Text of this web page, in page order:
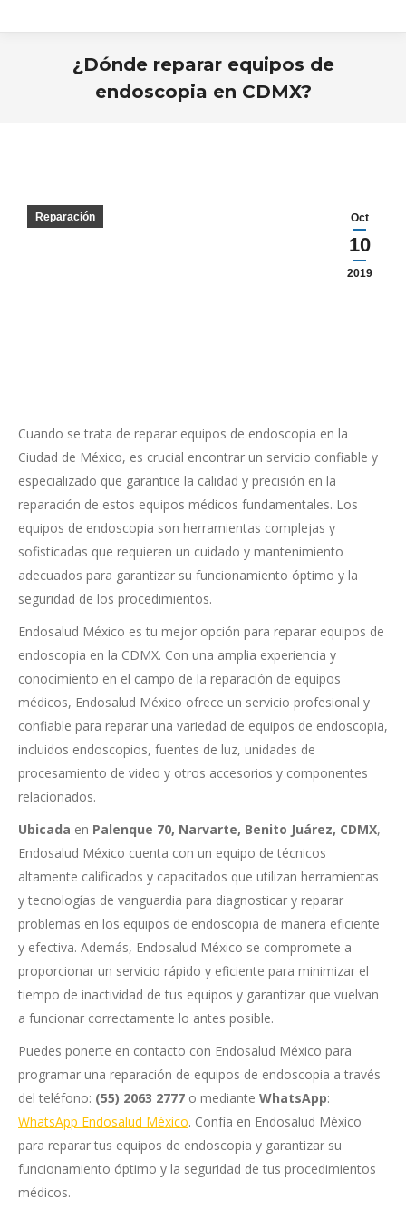
¿Dónde reparar equipos de
endoscopia en CDMX?
Oct
10
2019
Reparación
Cuando se trata de reparar equipos de endoscopia en la
Ciudad de México, es crucial encontrar un servicio confiable y
especializado que garantice la calidad y precisión en la
reparación de estos equipos médicos fundamentales. Los
equipos de endoscopia son herramientas complejas y
sofisticadas que requieren un cuidado y mantenimiento
adecuados para garantizar su funcionamiento óptimo y la
seguridad de los procedimientos.
Endosalud México es tu mejor opción para reparar equipos de
endoscopia en la CDMX. Con una amplia experiencia y
conocimiento en el campo de la reparación de equipos
médicos, Endosalud México ofrece un servicio profesional y
confiable para reparar una variedad de equipos de endoscopia,
incluidos endoscopios, fuentes de luz, unidades de
procesamiento de video y otros accesorios y componentes
relacionados.
Ubicada en Palenque 70, Narvarte, Benito Juárez, CDMX,
Endosalud México cuenta con un equipo de técnicos
altamente calificados y capacitados que utilizan herramientas
y tecnologías de vanguardia para diagnosticar y reparar
problemas en los equipos de endoscopia de manera eficiente
y efectiva. Además, Endosalud México se compromete a
proporcionar un servicio rápido y eficiente para minimizar el
tiempo de inactividad de tus equipos y garantizar que vuelvan
a funcionar correctamente lo antes posible.
Puedes ponerte en contacto con Endosalud México para
programar una reparación de equipos de endoscopia a través
del teléfono: (55) 2063 2777 o mediante WhatsApp:
WhatsApp Endosalud México. Confía en Endosalud México
para reparar tus equipos de endoscopia y garantizar su
funcionamiento óptimo y la seguridad de tus procedimientos
médicos.